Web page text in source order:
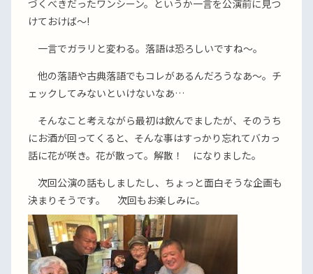
づくべきだったワンシーン。というか一言を公演前に見つ
けておけば〜!
一言でガラリと変わる。落語は恐ろしいですね〜。
他の落語や古典落語でもコレがあるんだろうなあ〜。チ
ェックしてみないといけないなあ…
そんなこと考えながら最初は飲んでましたが、そのうち
にお酒が回ってくると、そんな事はすっかり忘れてバカっ
話に花が咲き。花が散って。解散！ になりました。
次回公演の話もしましたし、ちょっと面白そうな企画も
決まりそうです。 次回もお楽しみに。